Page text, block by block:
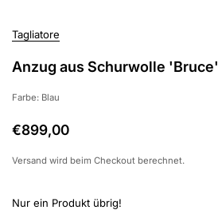
Tagliatore
Anzug aus Schurwolle 'Bruce'
Farbe: Blau
€899,00
Versand wird beim Checkout berechnet.
Nur ein Produkt übrig!